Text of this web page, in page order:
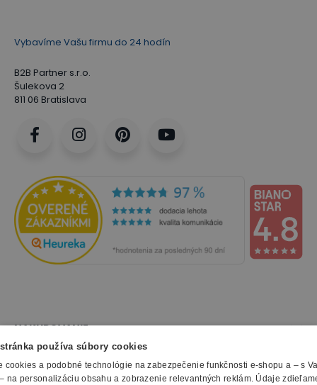
Vybavíme Vašu firmu do 24 hodín
B2B Partner s.r.o.
Šulekova 2
811 06 Bratislava
NAKUPOVANIE
Všetko o nákupe
Obchodné podmienky
SLUŽBY
používa súbory cookies
cookies a podobné technológie na zabezpečenie funkčnosti e-shopu a – s
na personalizáciu obsahu a zobrazenie relevantných reklám. Údaje